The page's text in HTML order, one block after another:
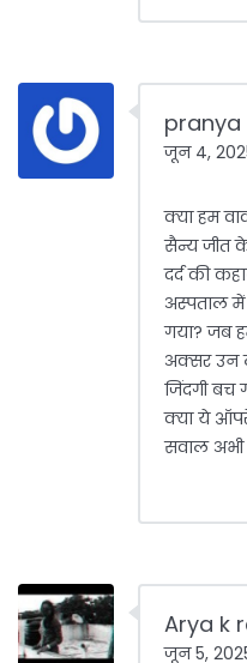
जून 4,
क्या हम
सैन्य जीत
दर्द की
अस्पताल में
गया? जब
अक्सर उन
जिंदगी बच
क्या ये
सवाल अभी
Arya k
जून 5,